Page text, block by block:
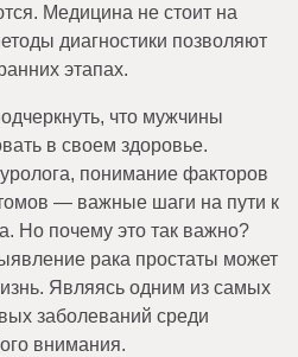
Медицина не стоит на
диагностики позволяют
этапах.
что мужчины
в своем здоровье.
понимание факторов
— важные шаги на пути к
Но почему это так важно?
рака простаты может
Являясь одним из самых
заболеваний среди
внимания.